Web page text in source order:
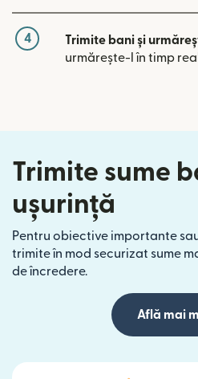
4 Trimite bani și
urmărește-l în timp
Trimite sume
ușurință
Pentru obiective importante
trimite în mod securizat sume
de încredere.
Află mai